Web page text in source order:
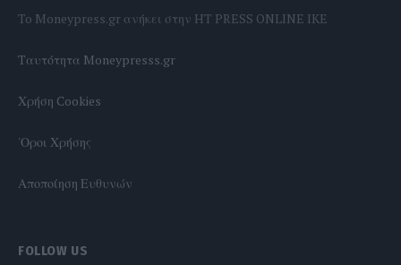
To Moneypress.gr ανήκει στην HT PRESS ONLINE IKE
Tαυτότητα Moneypresss.gr
Χρήση Cookies
'Οροι Χρήσης
Αποποίηση Ευθυνών
FOLLOW US